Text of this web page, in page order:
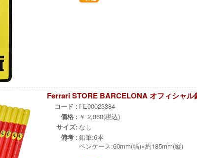
Ferrari STORE BARCELONA オフィシャル
コード : FE00023384
価格 : ￥ 2,860(税込)
サイズ: なし
備考 : 鉛筆:6本
ペンケース:60mm(幅)×約185mm(縦)